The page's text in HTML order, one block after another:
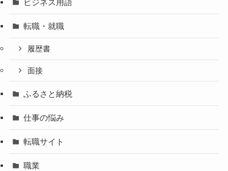
ビジネス用語
転職・就職
履歴書
面接
ふるさと納税
仕事の悩み
転職サイト
職業